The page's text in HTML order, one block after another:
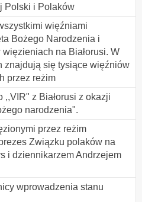
Polski i Polaków
więźniami
Bożego Narodzenia i
na Białorusi. W
znajdują się tysiące więźniów
przez reżim
,,VIR" z Białorusi z okazji
narodzenia".
przez reżim
Związku polaków na
i dziennikarzem Andrzejem
wprowadzenia stanu